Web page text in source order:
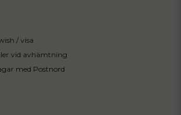
/ visa
vid avhämtning
med Postnord